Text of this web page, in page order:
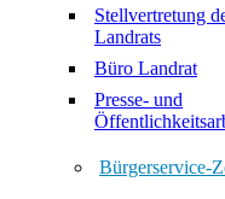
Stellvertretung
Landrats
Büro Landrat
Presse- und
Bürgerservice-